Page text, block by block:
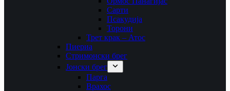
Сарти
Псакудија
Торони
Трет крак – Атос
Пиериа
Стримонски брег
Јонски брег
Парга
Врахос